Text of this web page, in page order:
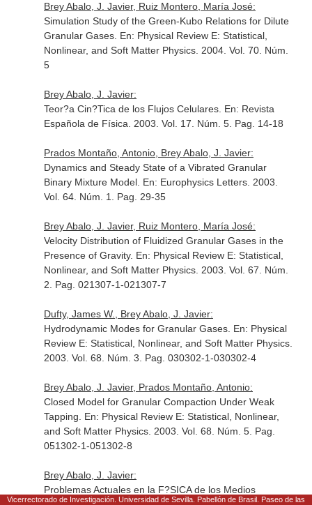
Brey Abalo, J. Javier, Ruiz Montero, María José:
Simulation Study of the Green-Kubo Relations for Dilute
Granular Gases. En: Physical Review E: Statistical,
Nonlinear, and Soft Matter Physics. 2004. Vol. 70. Núm.
5
Brey Abalo, J. Javier:
Teor?a Cin?Tica de los Flujos Celulares. En: Revista
Española de Física . 2003. Vol. 17. Núm. 5. Pag. 14-18
Prados Montaño, Antonio, Brey Abalo, J. Javier:
Dynamics and Steady State of a Vibrated Granular
Binary Mixture Model. En: Europhysics Letters. 2003.
Vol. 64. Núm. 1. Pag. 29-35
Brey Abalo, J. Javier, Ruiz Montero, María José:
Velocity Distribution of Fluidized Granular Gases in the
Presence of Gravity. En: Physical Review E: Statistical,
Nonlinear, and Soft Matter Physics. 2003. Vol. 67. Núm.
2. Pag. 021307-1-021307-7
Dufty, James W., Brey Abalo, J. Javier:
Hydrodynamic Modes for Granular Gases. En: Physical
Review E: Statistical, Nonlinear, and Soft Matter Physics.
2003. Vol. 68. Núm. 3. Pag. 030302-1-030302-4
Brey Abalo, J. Javier, Prados Montaño, Antonio:
Closed Model for Granular Compaction Under Weak
Tapping. En: Physical Review E: Statistical, Nonlinear,
and Soft Matter Physics. 2003. Vol. 68. Núm. 5. Pag.
051302-1-051302-8
Brey Abalo, J. Javier:
Problemas Actuales en la F?SICA de los Medios
Vicerrectorado de Investigación. Universidad de Sevilla. Pabellón de Brasil. Paseo de las